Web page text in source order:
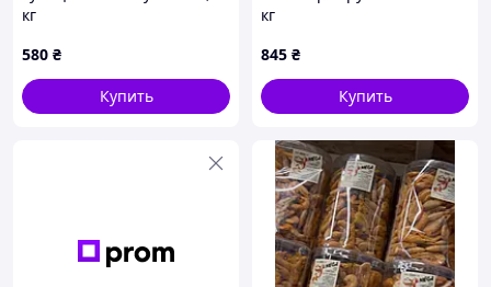
кг
580 ₴
Купить
кг
845 ₴
Купить